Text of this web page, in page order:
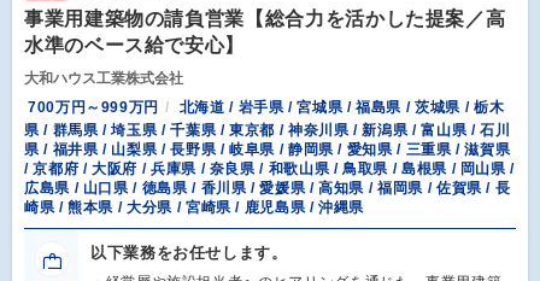
事業用建築物の請負営業【総合力を活かした提案／高
水準のベース給で安心】
大和ハウス工業株式会社
700万円～999万円
北海道 / 岩手県 / 宮城県 / 福島県 / 茨城県 / 栃木
県 / 群馬県 / 埼玉県 / 千葉県 / 東京都 / 神奈川県 / 新潟県 / 富山県 / 石川
県 / 福井県 / 山梨県 / 長野県 / 岐阜県 / 静岡県 / 愛知県 / 三重県 / 滋賀県
/ 京都府 / 大阪府 / 兵庫県 / 奈良県 / 和歌山県 / 鳥取県 / 島根県 / 岡山県 /
広島県 / 山口県 / 徳島県 / 香川県 / 愛媛県 / 高知県 / 福岡県 / 佐賀県 / 長
崎県 / 熊本県 / 大分県 / 宮崎県 / 鹿児島県 / 沖縄県
以下業務をお任せします。